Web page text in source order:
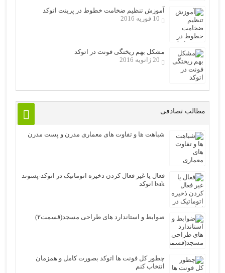
آموزش تنظیم ضخامت خطوط در پرینت اتوکد
10 فوریه 2016
مشکل بهم ریختگی فونت در اتوکد
20 ژانویه 2016
مطالب تصادفی
شباهت ها و تفاوت های معماری مدرن و پست مدرن
فعال یا غیر فعال کردن ذخیره اتوماتیک در اتوکد-پسوند
bak اتوکد
ضوابط و استاندارد های طراحی مسجد(قسمت۲)
چطور کل فونت ها اتوکد بصورت کامل و همزمان
انتخاب کنم